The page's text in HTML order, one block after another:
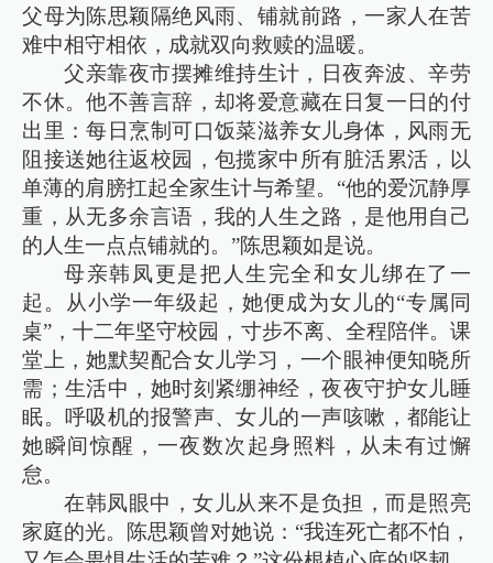
父母为陈思颖隔绝风雨、铺就前路，一家人在苦
难中相守相依，成就双向救赎的温暖。
父亲靠夜市摆摊维持生计，日夜奔波、辛劳
不休。他不善言辞，却将爱意藏在日复一日的付
出里：每日烹制可口饭菜滋养女儿身体，风雨无
阻接送她往返校园，包揽家中所有脏活累活，以
单薄的肩膀扛起全家生计与希望。“他的爱沉静厚
重，从无多余言语，我的人生之路，是他用自己
的人生一点点铺就的。”陈思颖如是说。
母亲韩凤更是把人生完全和女儿绑在了一
起。从小学一年级起，她便成为女儿的“专属同
桌”，十二年坚守校园，寸步不离、全程陪伴。课
堂上，她默契配合女儿学习，一个眼神便知晓所
需；生活中，她时刻紧绷神经，夜夜守护女儿睡
眠。呼吸机的报警声、女儿的一声咳嗽，都能让
她瞬间惊醒，一夜数次起身照料，从未有过懈
怠。
在韩凤眼中，女儿从来不是负担，而是照亮
家庭的光。陈思颖曾对她说：“我连死亡都不怕，